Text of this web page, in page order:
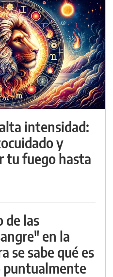
intensidad:
y
tu fuego hasta
de las
en la
se sabe qué es
puntualmente